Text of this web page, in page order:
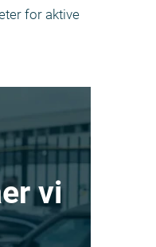
for aktive
vi